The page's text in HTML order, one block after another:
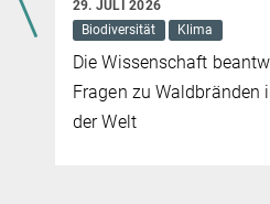
29. JULI 2026
Biodiversität
Klima
Die Wissenschaft
Fragen zu Waldbränden
der Welt